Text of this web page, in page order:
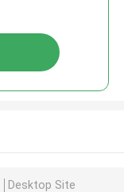
Desktop Site